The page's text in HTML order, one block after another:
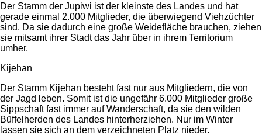
Der Stamm der Jupiwi ist der kleinste des Landes und hat
gerade einmal 2.000 Mitglieder, die überwiegend Viehzüchter
sind. Da sie dadurch eine große Weidefläche brauchen, ziehen
sie mitsamt ihrer Stadt das Jahr über in ihrem Territorium
umher.
Kijehan
Der Stamm Kijehan besteht fast nur aus Mitgliedern, die von
der Jagd leben. Somit ist die ungefähr 6.000 Mitglieder große
Sippschaft fast immer auf Wanderschaft, da sie den wilden
Büffelherden des Landes hinterherziehen. Nur im Winter
lassen sie sich an dem verzeichneten Platz nieder.